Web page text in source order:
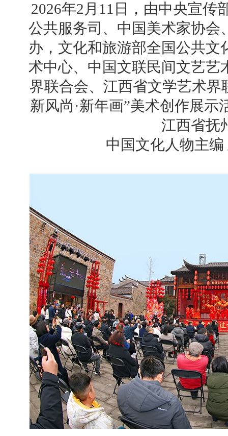
2026年2月11日，由中央宣传
公共服务司、中国美术家协会
办，文化和旅游部全国公共
术中心、中国文联民间文艺艺
界联合会、江西省文学艺术界
新风尚·新年画”美术创作展
江西省抚
中国文化人物主